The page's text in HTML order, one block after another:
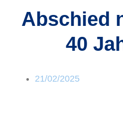
Abschied
40
21/02/2025